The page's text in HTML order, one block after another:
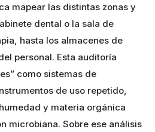
mapear las distintas zonas y
dental o la sala de
hasta los almacenes de
personal. Esta auditoría
como sistemas de
de uso repetido,
y materia orgánica
microbiana. Sobre ese análisis